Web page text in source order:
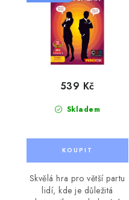
Skladem
539 Kč
Skvělá hra pro větší partu
lidí, kde je důležitá